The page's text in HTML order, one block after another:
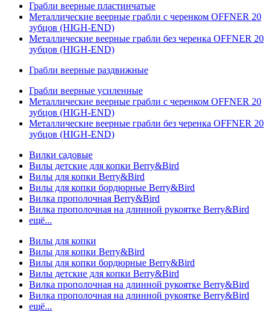
Грабли веерные пластинчатые
Металлические веерные грабли с черенком OFFNER 20
зубцов (HIGH-END)
Металлические веерные грабли без черенка OFFNER 20
зубцов (HIGH-END)
Грабли веерные раздвижные
Грабли веерные усиленные
Металлические веерные грабли с черенком OFFNER 20
зубцов (HIGH-END)
Металлические веерные грабли без черенка OFFNER 20
зубцов (HIGH-END)
Вилки садовые
Вилы детские для копки Berry&Bird
Вилы для копки Berry&Bird
Вилы для копки бордюрные Berry&Bird
Вилка прополочная Berry&Bird
Вилка прополочная на длинной рукоятке Berry&Bird
ещё...
Вилы для копки
Вилы для копки Berry&Bird
Вилы для копки бордюрные Berry&Bird
Вилы детские для копки Berry&Bird
Вилка прополочная на длинной рукоятке Berry&Bird
Вилка прополочная на длинной рукоятке Berry&Bird
ещё...